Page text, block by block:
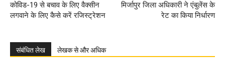
कोविड-19 से बचाव के लिए वैक्सीन
लगवाने के लिए कैसे करें रजिस्ट्रेशन
मिर्जापुर जिला अधिकारी ने एंबुलेंस के
रेट का किया निर्धारण
संबंधित लेख लेखक से और अधिक